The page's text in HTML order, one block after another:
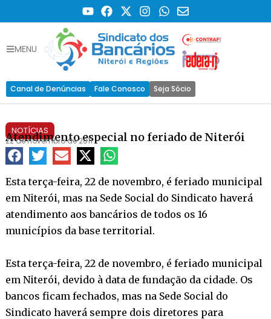
MENU
Canal de Denúncias Fale Conosco Seja Sócio
NOTÍCIAS
Atendimento especial no feriado de Niterói
22 de novembro de 2011
Esta terça-feira, 22 de novembro, é feriado municipal
em Niterói, mas na Sede Social do Sindicato haverá
atendimento aos bancários de todos os 16
municípios da base territorial.
Esta terça-feira, 22 de novembro, é feriado municipal
em Niterói, devido à data de fundação da cidade. Os
bancos ficam fechados, mas na Sede Social do
Sindicato haverá sempre dois diretores para